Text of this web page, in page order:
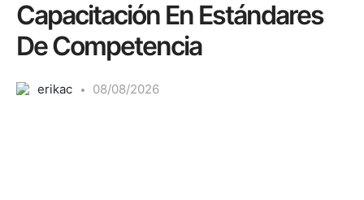
Capacitación En Estándares
De Competencia
erikac 08/08/2026